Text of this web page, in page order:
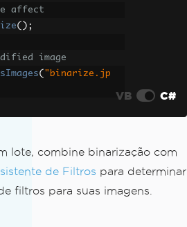
affect
();
image
( "binarize.jp
VB C#
lote, combine binarização com
de Filtros para determinar
filtros para suas imagens.